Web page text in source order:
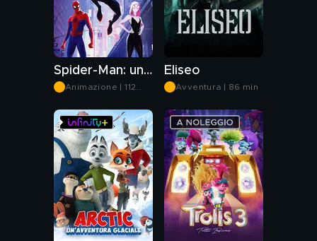
Spider-Man: un nuovo Universo
Animazione | 112
Eliseo
Avventura | 86 min